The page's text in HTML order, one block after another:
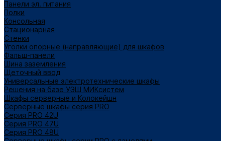
Панели эл. питания
Полки
Консольная
Стационарная
Стенки
Уголки опорные (направляющие) для шкафов
Фальш-панели
Шина заземления
Щеточный ввод
Универсальные электротехнические шкафы
Решения на базе УЭШ МИКсистем
Шкафы серверные и Колокейшн
Серверные шкафы серия PRO
Серия PRO 42U
Серия PRO 47U
Серия PRO 48U